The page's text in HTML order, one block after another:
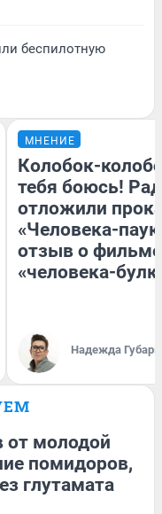
беспилотную
МНЕНИЕ
Колобок-
тебя боюсь!
отложили
«Человека-
отзыв о
«человека-
Надежда Губарь
от молодой
помидоров,
глутамата